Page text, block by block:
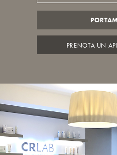
PRENOTA UN